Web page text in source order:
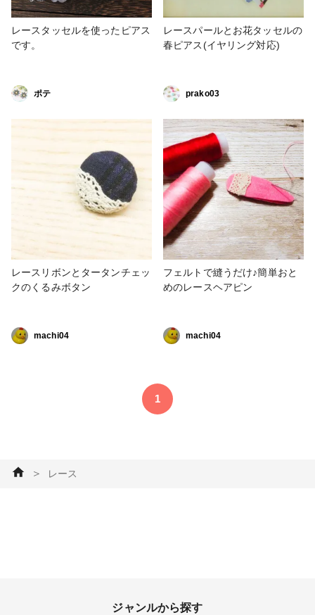
レースタッセルを使ったピアス
です。
ポテ
レースパールとお花タッセルの
春ピアス(イヤリング対応)
prako03
レースリボンとタータンチェッ
クのくるみボタン
machi04
フェルトで縫うだけ♪簡単おと
めのレースヘアピン
machi04
1
＞ レース
ジャンルから探す